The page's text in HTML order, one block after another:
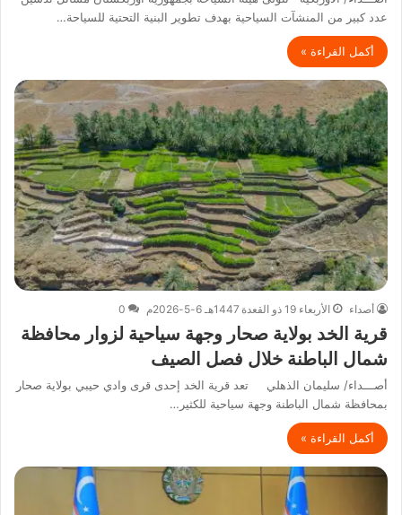
عدد كبير من المنشآت السياحية بهدف تطوير البنية التحتية للسياحة…
أكمل القراءة »
أصداء الأربعاء 19 ذو القعدة 1447هـ 6-5-2026م 0
قرية الخد بولاية صحار وجهة سياحية لزوار محافظة
شمال الباطنة خلال فصل الصيف
أصـــداء/ سليمان الذهلي تعد قرية الخد إحدى قرى وادي حيبي بولاية صحار
بمحافظة شمال الباطنة وجهة سياحية للكثير…
أكمل القراءة »